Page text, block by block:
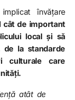
învățare
cât de important
local și să
de la standarde
culturale care
atât de